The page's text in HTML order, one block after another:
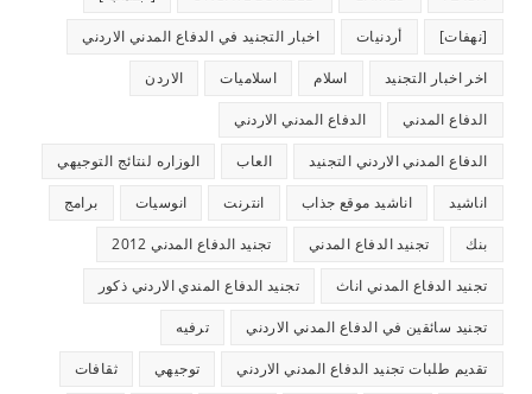
[نهفات] أردنيات اخبار التجنيد في الدفاع المدني الاردني
اخر اخبار التجنيد اسلام اسلاميات الاردن
الدفاع المدني الدفاع المدني الاردني
الدفاع المدني الاردني التجنيد العاب الوزاره لنتائج التوجيهي
اناشيد اناشيد موقع جذاب انترنت انوسيات برامج
بنك تجنيد الدفاع المدني تجنيد الدفاع المدني 2012
تجنيد الدفاع المدني اناث تجنيد الدفاع المندي الاردني ذكور
تجنيد سائقين في الدفاع المدني الاردني ترفيه
تقديم طلبات تجنيد الدفاع المدني الاردني توجيهي ثقافات